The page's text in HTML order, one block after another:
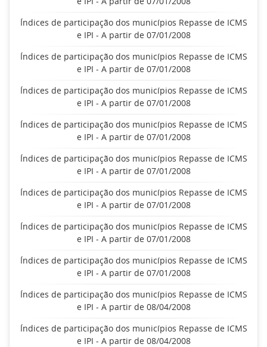
Índices de participação dos municípios Repasse de ICMS
e IPI - A partir de 07/01/2008
Índices de participação dos municípios Repasse de ICMS
e IPI - A partir de 07/01/2008
Índices de participação dos municípios Repasse de ICMS
e IPI - A partir de 07/01/2008
Índices de participação dos municípios Repasse de ICMS
e IPI - A partir de 07/01/2008
Índices de participação dos municípios Repasse de ICMS
e IPI - A partir de 07/01/2008
Índices de participação dos municípios Repasse de ICMS
e IPI - A partir de 07/01/2008
Índices de participação dos municípios Repasse de ICMS
e IPI - A partir de 07/01/2008
Índices de participação dos municípios Repasse de ICMS
e IPI - A partir de 07/01/2008
Índices de participação dos municípios Repasse de ICMS
e IPI - A partir de 08/04/2008
Índices de participação dos municípios Repasse de ICMS
e IPI - A partir de 08/04/2008